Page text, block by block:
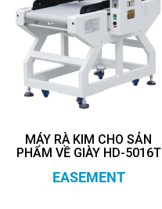
MÁY RÀ KIM CHO SẢN
PHẨM VỀ GIÀY HD-5016T
EASEMENT